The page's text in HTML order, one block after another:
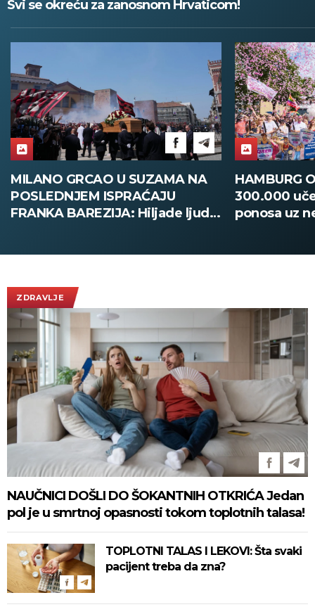
Svi se okreću za zanosnom Hrvaticom!
MILANO GRCAO U SUZAMA NA
POSLEDNJEM ISPRAĆAJU
FRANKA BAREZIJA: Hiljade ljudi
HAMBURG
300.000
ponosa uz
ZDRAVLJE
NAUČNICI DOŠLI DO ŠOKANTNIH OTKRIĆA Jedan
pol je u smrtnoj opasnosti tokom toplotnih talasa!
TOPLOTNI TALAS I LEKOVI: Šta svaki
pacijent treba da zna?